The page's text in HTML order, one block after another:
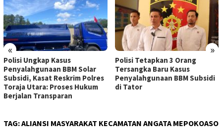
« »
Polisi Ungkap Kasus
Penyalahgunaan BBM Solar
Subsidi, Kasat Reskrim Polres
Toraja Utara: Proses Hukum
Berjalan Transparan
Polisi Tetapkan 3 Orang
Tersangka Baru Kasus
Penyalahgunaan BBM Subsidi
di Tator
TAG:ALIANSI MASYARAKAT KECAMATAN ANGATA MEPOKOASO